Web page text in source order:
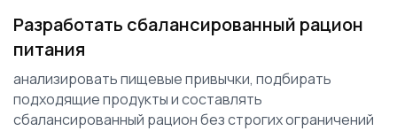
Разработать сбалансированный рацион
питания
анализировать пищевые привычки, подбирать
подходящие продукты и составлять
сбалансированный рацион без строгих ограничений